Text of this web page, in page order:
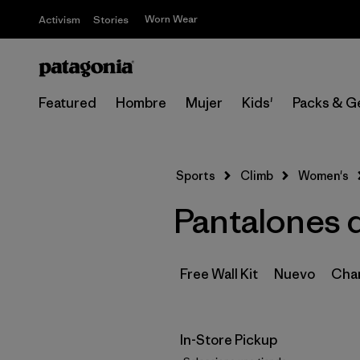
Activism Stories Worn Wear
Featured Hombre Mujer Kids' Packs &
Sports Climb Women's
Pantalones
Free Wall Kit Nuevo
In-Store Pickup